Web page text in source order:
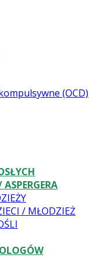
(OCD)
/ MŁODZIEŻ